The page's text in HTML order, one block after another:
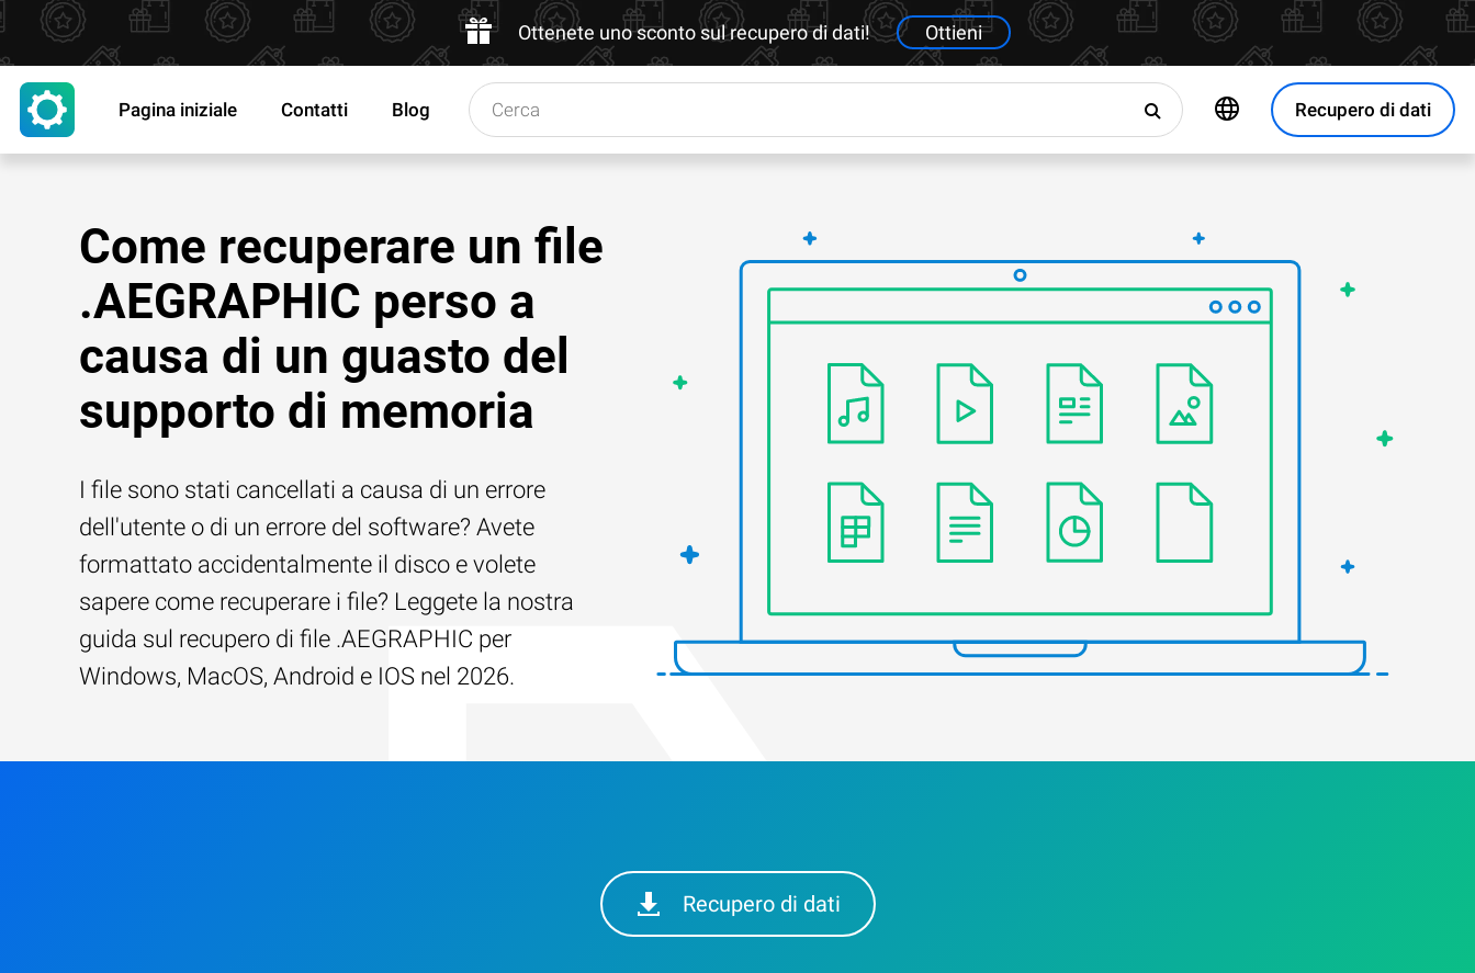
Ottenete uno sconto sul recupero di dati! Ottieni
Recupero di dati
Pagina iniziale Contatti Blog
Come recuperare un file
.AEGRAPHIC perso a
causa di un guasto del
supporto di memoria
I file sono stati cancellati a causa di un errore
dell'utente o di un errore del software? Avete
formattato accidentalmente il disco e volete
sapere come recuperare i file? Leggete la nostra
guida sul recupero di file .AEGRAPHIC per
Windows, MacOS, Android e IOS nel 2026.
Recupero di dati